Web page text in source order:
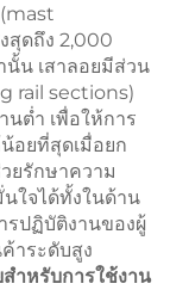
สุดถึง 2,000
นั้น เสาลอยมีส่วน
rail sections)
ต่ำ เพื่อให้การ
อยที่สุดเมื่อยก
ยรักษาความ
ใจได้ทั้งในด้าน
ปฏิบัติงานของผู้
าระดับสูง
ำหรับการใช้งาน